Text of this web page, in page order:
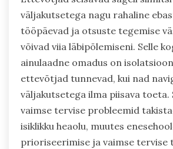
väljakutsetega nagu rahaline
tööpäevad ja otsuste tegemise
võivad viia läbipõlemiseni. Selle
ainulaadne omadus on
ettevõtjad tunnevad, kui nad
väljakutsetega ilma piisava
vaimse tervise probleemid
isiklikku heaolu, muutes
prioriseerimise ja vaimse tervise